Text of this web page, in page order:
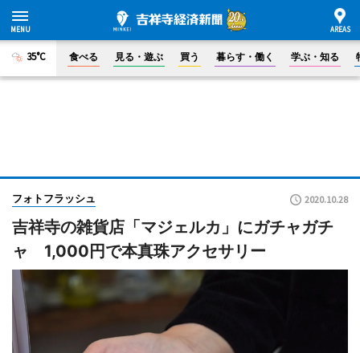
35°C 食べる 見る・遊ぶ 買う 暮らす・働く 学ぶ・知る
フォトフラッシュ 2020.10.28
吉祥寺の雑貨店「マジェルカ」にガチャガチ
ャ 1,000円で本真珠アクセサリー